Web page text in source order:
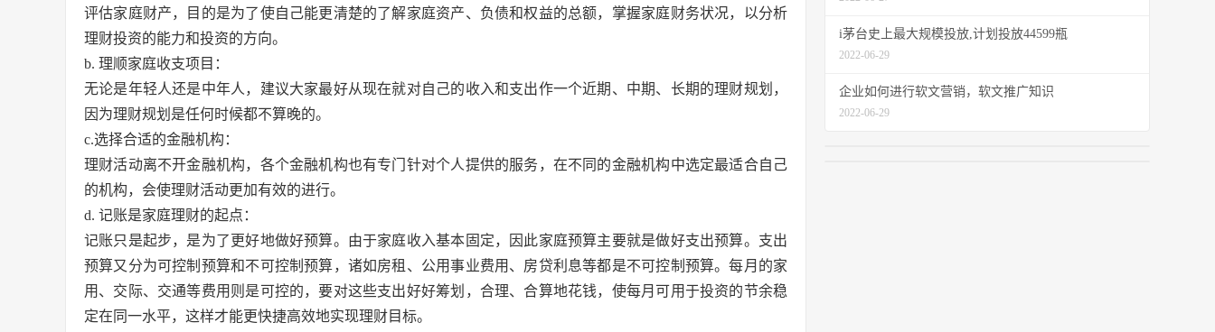
评估家庭财产，目的是为了使自己能更清楚的了解家庭资产、负债和权益的总额，掌握家庭财务状况，以分析
理财投资的能力和投资的方向。
b. 理顺家庭收支项目：
无论是年轻人还是中年人，建议大家最好从现在就对自己的收入和支出作一个近期、中期、长期的理财规划，
因为理财规划是任何时候都不算晚的。
c.选择合适的金融机构：
理财活动离不开金融机构，各个金融机构也有专门针对个人提供的服务，在不同的金融机构中选定最适合自己
的机构，会使理财活动更加有效的进行。
d. 记账是家庭理财的起点：
记账只是起步，是为了更好地做好预算。由于家庭收入基本固定，因此家庭预算主要就是做好支出预算。支出
预算又分为可控制预算和不可控制预算，诸如房租、公用事业费用、房贷利息等都是不可控制预算。每月的家
用、交际、交通等费用则是可控的，要对这些支出好好筹划，合理、合算地花钱，使每月可用于投资的节余稳
定在同一水平，这样才能更快捷高效地实现理财目标。
i茅台史上最大规模投放,计划投放44599瓶
2022-06-29
企业如何进行软文营销，软文推广知识
2022-06-29